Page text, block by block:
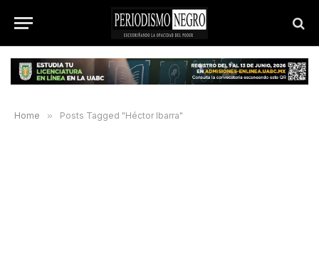
Home » Posts Tagged "Héctor Ibarra"